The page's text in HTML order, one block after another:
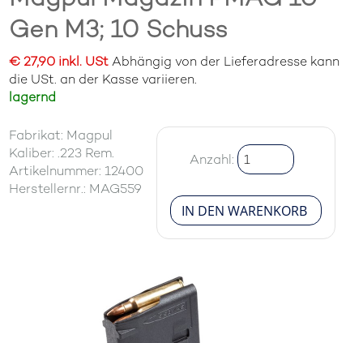
Gen M3; 10 Schuss
€ 27,90 inkl. UStAbhängig von der Lieferadresse kann
die USt. an der Kasse variieren.
lagernd
Fabrikat: Magpul
Kaliber: .223 Rem.
Artikelnummer: 12400
Herstellernr.: MAG559
Anzahl: